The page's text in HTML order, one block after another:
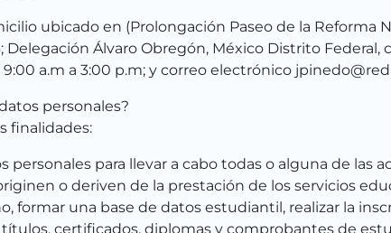
ubicado en (Prolongación Paseo de la Reforma
Delegación Álvaro Obregón, México Distrito
a.m a 3:00 p.m; y correo electrónico
personales?
finalidades:
personales para llevar a cabo todas o alguna de las
o deriven de la prestación de los servicios
formar una base de datos estudiantil, realizar la
certificados, diplomas y comprobantes de